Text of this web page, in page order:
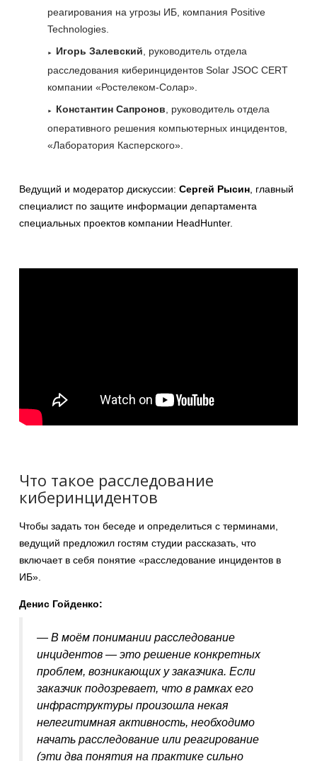
реагирования на угрозы ИБ, компания Positive
Technologies.
Игорь Залевский, руководитель отдела
расследования киберинцидентов Solar JSOC CERT
компании «Ростелеком-Солар».
Константин Сапронов, руководитель отдела
оперативного решения компьютерных инцидентов,
«Лаборатория Касперского».
Ведущий и модератор дискуссии: Сергей Рысин, главный
специалист по защите информации департамента
специальных проектов компании HeadHunter.
Что такое расследование
киберинцидентов
Чтобы задать тон беседе и определиться с терминами,
ведущий предложил гостям студии рассказать, что
включает в себя понятие «расследование инцидентов в
ИБ».
Денис Гойденко:
— В моём понимании расследование
инцидентов — это решение конкретных
проблем, возникающих у заказчика. Если
заказчик подозревает, что в рамках его
инфраструктуры произошла некая
нелегитимная активность, необходимо
начать расследование или реагирование
(эти два понятия на практике сильно